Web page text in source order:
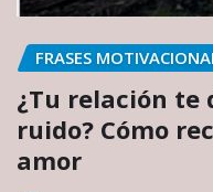
FRASES
¿Tu relación te
ruido? Cómo
amor